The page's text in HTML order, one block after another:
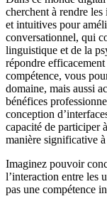
cherchent à rendre
et intuitives pour
conversationnel, qui
linguistique et de la
répondre
compétence, vous
domaine, mais aussi
bénéfices
conception
capacité de participer
manière significative
Imaginez pouvoir
l’interaction entre les
pas une compétence